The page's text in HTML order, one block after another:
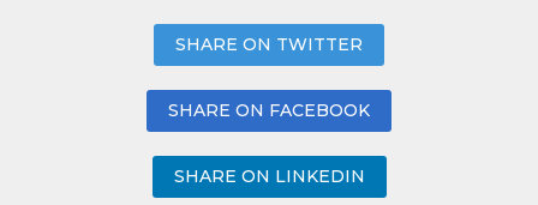
SHARE ON TWITTER
SHARE ON FACEBOOK
SHARE ON LINKEDIN